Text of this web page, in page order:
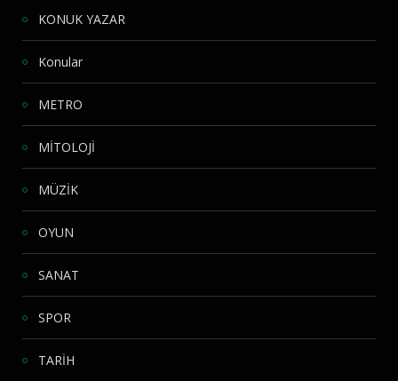
KONUK YAZAR
Konular
METRO
MİTOLOJİ
MÜZİK
OYUN
SANAT
SPOR
TARİH